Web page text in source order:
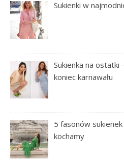
Sukienki w
Sukienka na ostatki
koniec karnawału
5 fasonów
kochamy